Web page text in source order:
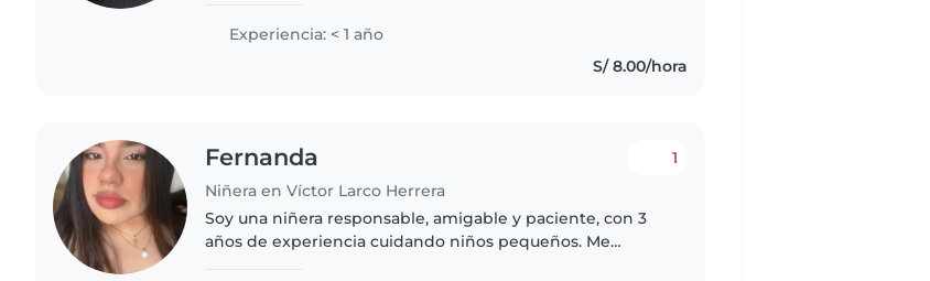
Experiencia: < 1 año
S/ 8.00/hora
Fernanda
Niñera en Víctor Larco Herrera
1
Soy una niñera responsable, amigable y paciente, con 3
años de experiencia cuidando niños pequeños. Me